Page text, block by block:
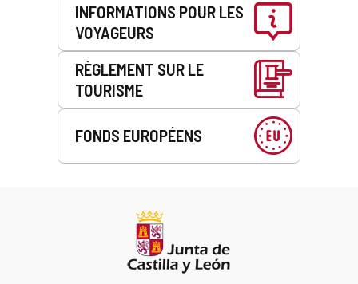
INFORMATIONS POUR LES
VOYAGEURS
RÈGLEMENT SUR LE
TOURISME
FONDS EUROPÉENS